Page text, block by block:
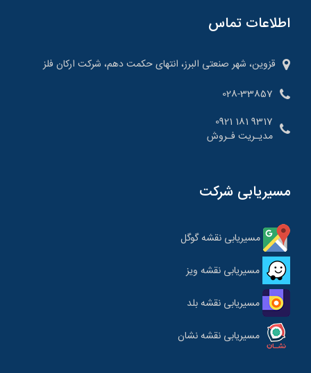
اطلاعات تماس
قزوین، شهر صنعتی البرز، انتهای حکمت دهم، شرکت ارکان فلز
028-33857
9317 181 0921
مدیـریت فـروش
مسیریابی شرکت
مسیریابی نقشه گوگل
مسیریابی نقشه ویز
مسیریابی نقشه بلد
مسیریابی نقشه نشان